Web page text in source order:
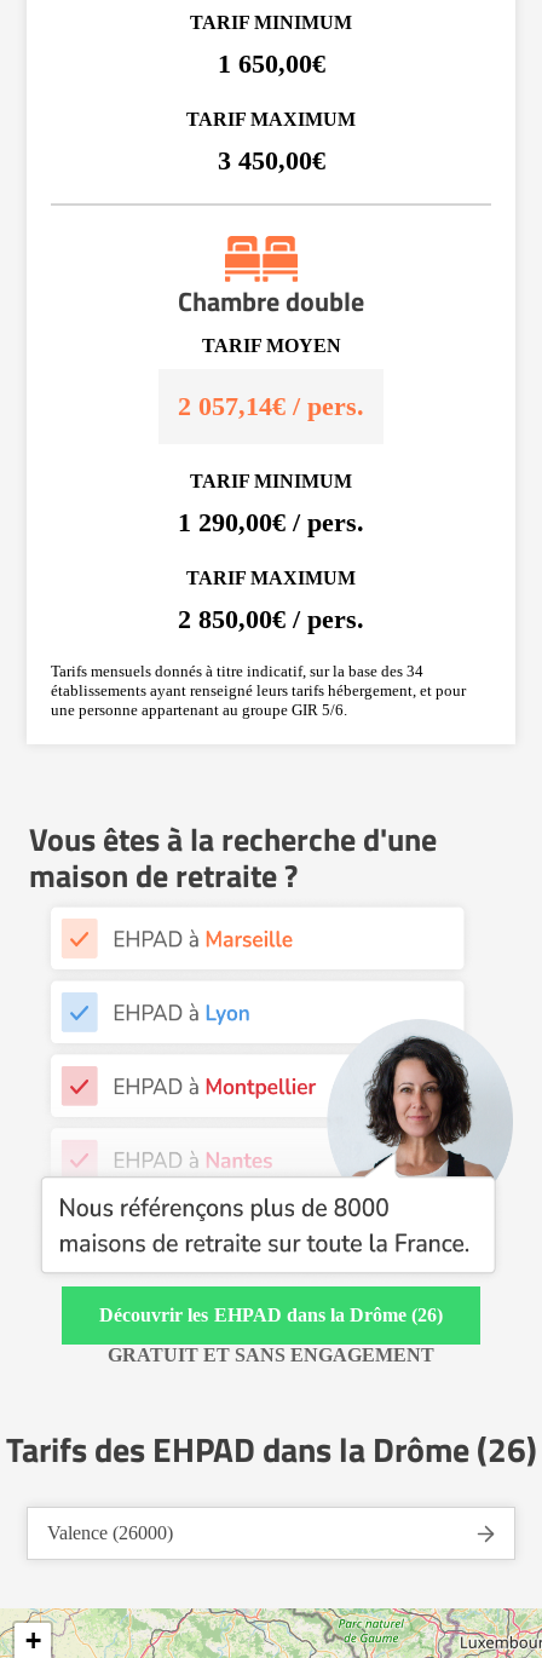
TARIF MINIMUM
1 650,00€
TARIF MAXIMUM
3 450,00€
Chambre double
TARIF MOYEN
2 057,14€ / pers.
TARIF MINIMUM
1 290,00€ / pers.
TARIF MAXIMUM
2 850,00€ / pers.
Tarifs mensuels donnés à titre indicatif, sur la base des 34
établissements ayant renseigné leurs tarifs hébergement, et pour
une personne appartenant au groupe GIR 5/6.
Vous êtes à la recherche d'une
maison de retraite ?
EHPAD dans la Drôme (26)
GRATUIT ET SANS ENGAGEMENT
Tarifs des EHPAD dans la Drôme (26)
Valence (26000)
+